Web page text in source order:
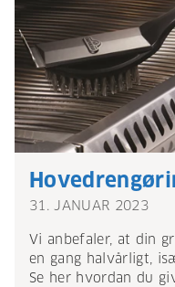
31. JANUAR 2023
Vi anbefaler, at din
en gang halvårligt,
Se her hvordan du